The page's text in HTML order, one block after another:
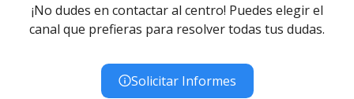
¡No dudes en contactar al centro! Puedes elegir el
canal que prefieras para resolver todas tus dudas.
Solicitar Informes